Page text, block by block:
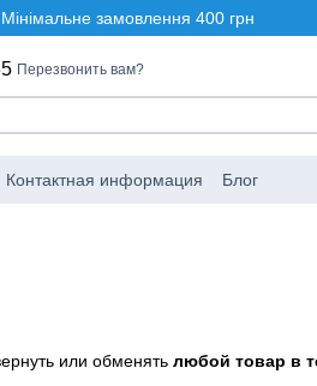
Мінімальне замовлення 400 грн
Перезвонить вам?
Контактная информация Блог
или обменять любой товар в